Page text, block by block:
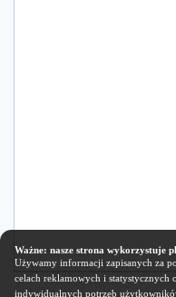
Ważne: nasze strona wykorzystuje
Używamy informacji zapisanych za
celach reklamowych i statystycznych
indywidualnych potrzeb